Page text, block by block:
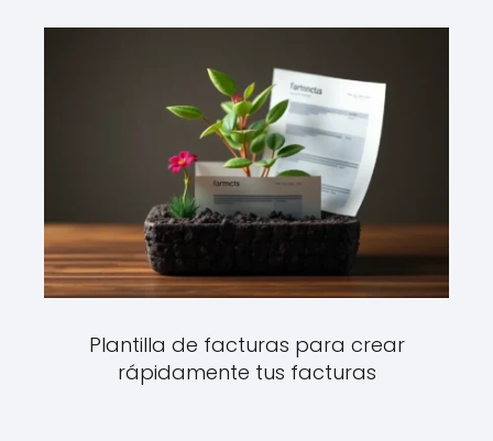
Plantilla de facturas para crear
rápidamente tus facturas